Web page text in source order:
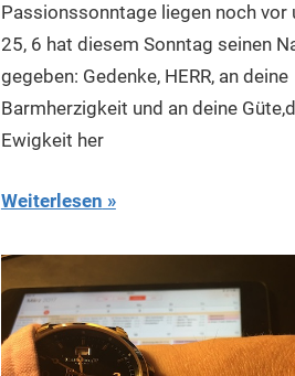
Passionssonntage liegen noch vor
25, 6 hat diesem Sonntag seinen
gegeben: Gedenke, HERR, an deine
Barmherzigkeit und an deine
Ewigkeit her
Weiterlesen